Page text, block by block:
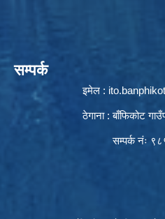
सम्पर्क
इमेल :
ठेगाना : बाँफिकोट
सम्पर्क नंः